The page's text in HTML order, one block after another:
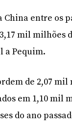
entre os
mil milhões
a Pequim.
de 2,07
em 1,10 mil
do ano